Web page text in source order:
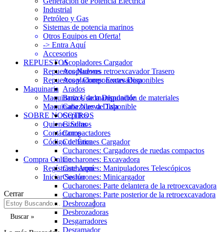
Industrial
Petróleo y Gas
Sistemas de potencia marinos
Otros Equipos en Oferta!
-> Entra Aquí
Accesorios
Acopladores Cargador
Acopladores retroexcavador Trasero
Acopladores: Excavadora
Arados
Brazos de manipulación de materiales
Cabezales de Tala
Cepillos
Cizallas
Compactadores
Cucharones Cargador
Cucharones: Cargadores de ruedas compactos
Cucharones: Excavadora
Cucharones: Manipuladores Telescópicos
Cucharones: Minicargador
Cucharones: Parte delantera de la retroexcavadora
Cucharones: Parte posterior de la retroexcavadora
Desbrozadora
Desbrozadoras
Desgarradores
Desramador
REPUESTOS
Repuestos Nuevos
Repuestos y Componentes Disponibles
Maquinaria
Maquinaria Usada Disponible
Maquinaria Nueva Disponible
SOBRE NOSOTROS
Quienes Somos
Contáctanos
Código de Ética
Compra Online
Regístraste Aquí
Iniciar Sesión
Cerrar
Buscar »